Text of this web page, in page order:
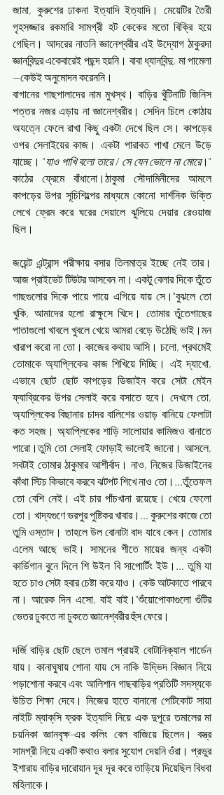
জামা, কুরুশের ঢাকনা ইত্যাদি ইত্যাদি। মেয়েটির তৈরী
গৃহসজ্জার রকমারি সামগ্রী হট কেকের মতো বিক্রি হয়ে
গেছিল। আদরের নাতনি জ্ঞানেশ্বরীর এই উদ্যোগ ঠাকুরদা
জ্ঞানবিন্দুর একেবারেই পছন্দ হয়নি।‌ বাবা ধ্যানবিন্দু, মা পামেলা
—কেউই অনুমোদন করেননি।
বাগানের গাছপালাদের নাম মুখস্থ। বাড়ির খুঁটিনাটি জিনিস
পত্তর নজর এড়ায় না জ্ঞানেশ্বরীর। সেদিন চিলে কোঠায়
অযত্নে ফেলে রাখা কিছু একটা দেখে ছিল সে। কাপড়ের
ওপর সেলাইয়ের কাজ। একটা পারাবত পাখা মেলে উড়ে
যাচ্ছে।‌ "যাও পাখি বলো তারে / সে যেন ভোলে না মোরে।"
কাঠের ফ্রেমে বাঁধানো।ঠাকুমা সৌদামিনীদের আমলে
কাপড়ের উপর সূচিশিল্পের মাধ্যমে কোনো দার্শনিক উক্তি
লেখে ফ্রেম করে ঘরের দেয়ালে ঝুলিয়ে দেয়ার রেওয়াজ
ছিল।
জয়েন্ট এন্ট্রান্স পরীক্ষায় বসার তিলমাত্র ইচ্ছে নেই তার।‌
আজ প্রাইভেট টিউটর আসবেন না। একটু বেলার দিকে তুঁতে
গাছগুলোর দিকে পায়ে পায়ে এগিয়ে যায় সে।"বুঝলে তো
খুকি, আমাদের হলো রাক্ষুসে খিদে। তোমার তুঁতেগাছের
পাতাগুলো খাবলে খুবলে খেয়ে আমরা বেড়ে উঠেছি ভাই।মন
খারাপ করো না তো। কাজের কথায় আসি। চলো, প্রথমেই
তোমাকে অ্যাপ্লিকের কাজ শিখিয়ে দিচ্ছি। এই দ্যাখো,
এভাবে ছোট ছোট কাপড়ের ডিজাইন করে সেটা মেইন
ফ্যাব্রিকের উপর সেলাই করে বসাতে হবে। দেখলে তো,
অ্যাপ্লিকের বিছানার চাদর বালিশের ওয়াড় বানিয়ে ফেলাটা
কত সহজ।‌ অ্যাপ্লিকের শাড়ি সালোয়ার কামিজও বানাতে
পারো।তুমি তো সেলাই ফোড়াই ভালোই জানো।‌ আসলে,
সবটাই তোমার ঠাকুমার আশীর্বাদ। নাও, নিজের ডিজাইনের
কাঁথা স্টিচ কিভাবে করবে ঝটপট শিখে নাও তো।…তুঁতেফল
তো বেশি নেই। এই চার পাঁচখানা রয়েছে। খেয়ে ফেলো
তো। খাদ্যগুণে ভরপুর পুষ্টিকর খাবার।… কুরুশের কাজে তো
তুমি ওস্তাদ। তাহলে উল বোনাটা বাদ যাবে কেন। তোমার
এলেম আছে ভাই। সামনের শীতে মায়ের জন্য একটা
কার্ডিগান বুনে দিলে শি উইল বি সাপোর্টিং ইউ।… তুমি যা
হতে চাও সেটা হবার চেষ্টা করে যাও। কেউ আটকাতে পারবে
না। আরেক দিন এসো, বাই বাই।"শুঁয়োপোকাগুলো গুঁটির
ভেতর ঢুকতে না ঢুকতে জ্ঞানেশ্বরীর হুঁস ফেরে।
দর্জি বাড়ির ছোট ছেলে তমাল প্রায়ই বোটানিক্যাল গার্ডেন
যায়। কানাঘুষায় শোনা যায় সে নাকি উদ্ভিদ বিজ্ঞান নিয়ে
পড়াশোনা করবে এবং আলিশান গাছবাড়ির প্রতিটি সদস্যকে
উচিত শিক্ষা দেবে। নিজের হাতে বানানো পেটিকোট সায়া
নাইটি ম্যাক্‌সি ফ্রক ইত্যাদি নিয়ে এক দুপুরে তমালের মা
চয়নিকা জ্ঞানবৃক্ষ-এর কলিং বেল বাজিয়ে ছিলেন। বস্ত্র
সামগ্রী নিয়ে একটি কথাও বলার সুযোগ দেয়নি ওঁরা। প্রভুর
ইশারায় বাড়ির দারোয়ান দূর দূর করে তাড়িয়ে দিয়েছিল বিধবা
মহিলাকে।